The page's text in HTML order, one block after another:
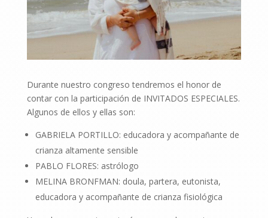
Durante nuestro congreso tendremos el honor de
contar con la participación de INVITADOS ESPECIALES.
Algunos de ellos y ellas son:
GABRIELA PORTILLO: educadora y acompañante de
crianza altamente sensible
PABLO FLORES: astrólogo
MELINA BRONFMAN: doula, partera, eutonista,
educadora y acompañante de crianza fisiológica